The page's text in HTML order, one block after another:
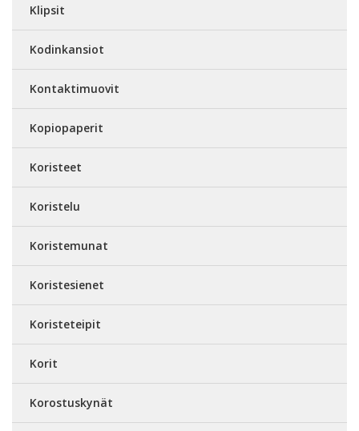
Klipsit
Kodinkansiot
Kontaktimuovit
Kopiopaperit
Koristeet
Koristelu
Koristemunat
Koristesienet
Koristeteipit
Korit
Korostuskynät